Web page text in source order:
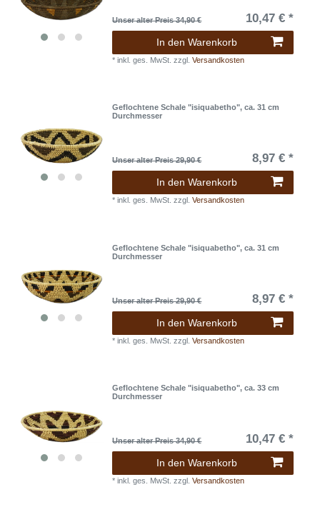
Unser alter Preis 34,90 € 10,47 € *
In den Warenkorb
*inkl. ges. MwSt. zzgl.Versandkosten
Geflochtene Schale "isiquabetho", ca. 31 cm
Durchmesser
Unser alter Preis 29,90 € 8,97 € *
In den Warenkorb
*inkl. ges. MwSt. zzgl.Versandkosten
Geflochtene Schale "isiquabetho", ca. 31 cm
Durchmesser
Unser alter Preis 29,90 € 8,97 € *
In den Warenkorb
*inkl. ges. MwSt. zzgl.Versandkosten
Geflochtene Schale "isiquabetho", ca. 33 cm
Durchmesser
Unser alter Preis 34,90 € 10,47 € *
In den Warenkorb
*inkl. ges. MwSt. zzgl.Versandkosten